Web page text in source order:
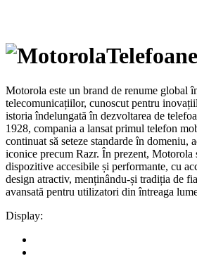
Motorola este un brand de renume global
telecomunicațiilor, cunoscut pentru
istoria îndelungată în dezvoltarea de
1928, compania a lansat primul telefon
continuat să seteze standarde în domeniu,
iconice precum Razr. În prezent, Motorola
dispozitive accesibile și performante, cu
design atractiv, menținându-și tradiția de
avansată pentru utilizatori din întreaga
Display: